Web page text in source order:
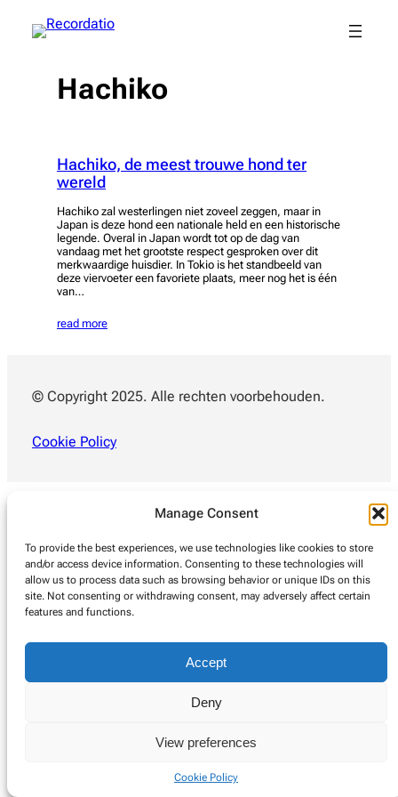
Manage Consent
To provide the best experiences, we use technologies like cookies to store
and/or access device information. Consenting to these technologies will
allow us to process data such as browsing behavior or unique IDs on this
site. Not consenting or withdrawing consent, may adversely affect certain
features and functions.
Accept
Deny
View preferences
Cookie Policy
naar
Hachiko
Hachiko, de meest trouwe hond ter
wereld
Hachiko zal westerlingen niet zoveel zeggen, maar in
Japan is deze hond een nationale held en een historische
legende. Overal in Japan wordt tot op de dag van
vandaag met het grootste respect gesproken over dit
merkwaardige huisdier. In Tokio is het standbeeld van
deze viervoeter een favoriete plaats, meer nog het is één
van…
read more
© Copyright 2025. Alle rechten voorbehouden.
Cookie Policy